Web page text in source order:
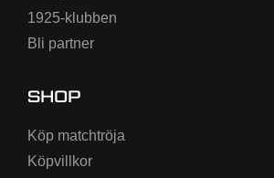
1925-klubben
Bli partner
SHOP
Köp matchtröja
Köpvillkor